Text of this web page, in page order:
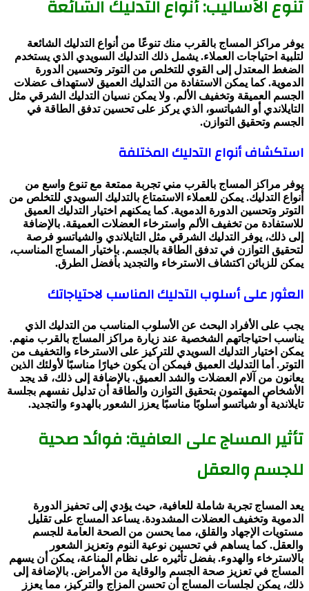
تنوع الأساليب: أنواع التدليك الشائعة
يوفر مراكز المساج بالقرب منك تنوعًا من أنواع التدليك الشائعة
لتلبية احتياجات العملاء. يشمل ذلك التدليك السويدي الذي يستخدم
الضغط المعتدل إلى القوي للتخلص من التوتر وتحسين الدورة
الدموية. كما يمكن الاستفادة من التدليك العميق لاستهداف عضلات
الجسم العميقة وتخفيف الألم. ولا يمكن نسيان التدليك الشرقي مثل
التايلاندي أو الشياتسو، الذي يركز على تحسين تدفق الطاقة في
الجسم وتحقيق التوازن.
استكشاف أنواع التدليك المختلفة
يوفر مراكز المساج بالقرب مني تجربة ممتعة مع تنوع واسع من
أنواع التدليك. يمكن للعملاء الاستمتاع بالتدليك السويدي للتخلص من
التوتر وتحسين الدورة الدموية. كما يمكنهم اختيار التدليك العميق
للاستفادة من تخفيف الألم واسترخاء العضلات العميقة. بالإضافة
إلى ذلك، يوفر التدليك الشرقي مثل التايلاندي والشياتسو فرصة
لتحقيق التوازن في تدفق الطاقة بالجسم. باختيار المساج المناسب،
يمكن للزبائن اكتشاف الاسترخاء والتجديد بأفضل الطرق.
العثور على أسلوب التدليك المناسب لاحتياجاتك
يجب على الأفراد البحث عن الأسلوب المناسب من التدليك الذي
يناسب احتياجاتهم الشخصية عند زيارة مراكز المساج بالقرب منهم.
يمكن اختيار التدليك السويدي للتركيز على الاسترخاء والتخفيف من
التوتر. أما التدليك العميق فيمكن أن يكون خيارًا مناسبًا لأولئك الذين
يعانون من آلام العضلات والشد العميق. بالإضافة إلى ذلك، قد يجد
الأشخاص المهتمون بتحقيق التوازن والطاقة أن تدليل نفسهم بجلسة
تايلاندية أو شياتسو أسلوبًا مناسبًا يعزز الشعور بالهدوء والتجديد.
تأثير المساج على العافية: فوائد صحية
للجسم والعقل
يعد المساج تجربة شاملة للعافية، حيث يؤدي إلى تحفيز الدورة
الدموية وتخفيف العضلات المشدودة. يساعد المساج على تقليل
مستويات الإجهاد والقلق، مما يحسن من الصحة العامة للجسم
والعقل. كما يساهم في تحسين نوعية النوم وتعزيز الشعور
بالاسترخاء والهدوء. بفضل تأثيره على نظام المناعة، يمكن أن يسهم
المساج في تعزيز صحة الجسم والوقاية من الأمراض. بالإضافة إلى
ذلك، يمكن لجلسات المساج أن تحسن المزاج والتركيز، مما يعزز